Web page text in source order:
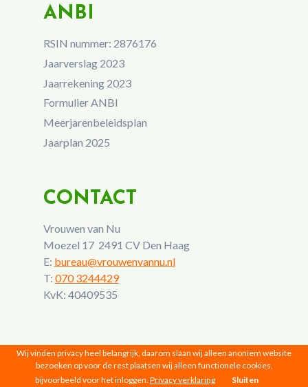
ANBI
RSIN nummer: 2876176
Jaarverslag 2023
Jaarrekening 2023
Formulier ANBI
Meerjarenbeleidsplan
Jaarplan 2025
CONTACT
Vrouwen van Nu
Moezel 17 2491 CV Den Haag
E: bureau@vrouwenvannu.nl
T: 070 3244429
KvK: 40409535
Wij vinden privacy heel belangrijk, daarom slaan wij alleen anoniem website
bezoeken op voor de rest plaatsen wij alleen functionele cookies,
bijvoorbeeld voor het inloggen. Privacy verklaring Sluiten